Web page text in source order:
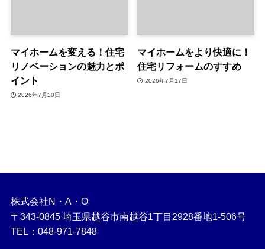
マイホームを変える！住宅
リノベーションの魅力とポ
イント
2026年7月20日
マイホームをより快適に！
住宅リフォームのすすめ
2026年7月17日
株式会社N・A・O
〒343-0845 埼玉県越谷市南越谷1丁目2928番地1-506号
TEL：048-971-7848